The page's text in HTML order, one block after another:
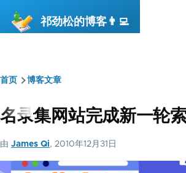
祁劲松的博客👨‍💻
面
包
屑
首页 博客文章
名录集网站完成新一轮
由 James Qi, 2010年12月31日